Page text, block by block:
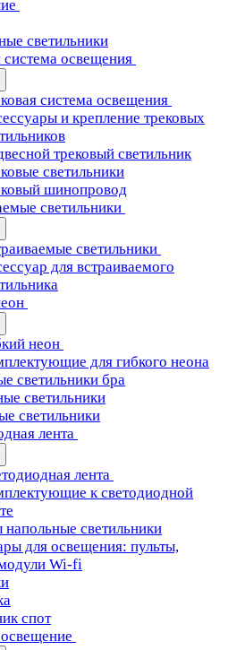
светильники
система освещения
система освещения
и крепление трековых
трековый светильник
светильники
шинопровод
светильники
светильники
для встраиваемого
неон
для гибкого неона
светильники бра
светильники
светильники
лента
лента
к светодиодной
светильники
для освещения: пульты,
Wi-fi
спот